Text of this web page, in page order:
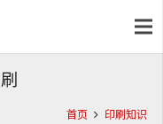
首页 印刷知识